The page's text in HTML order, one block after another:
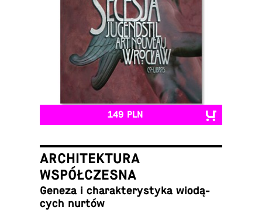
149 PLN
ARCHITEKTURA
WSPÓŁCZESNA
Geneza i cha­rak­te­ry­sty­ka wio­dą­
cych nurtów